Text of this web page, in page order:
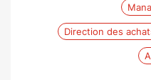
Direction des